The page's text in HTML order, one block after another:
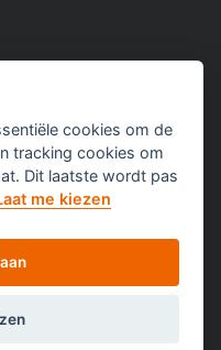
cookies om de
tracking cookies om
Dit laatste wordt pas
me kiezen